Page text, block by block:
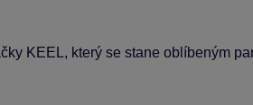
KEEL, který se stane oblíbeným